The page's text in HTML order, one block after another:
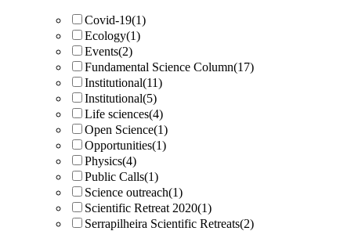
Covid-19(1)
Ecology(1)
Events(2)
Fundamental Science Column(17)
Institutional(11)
Institutional(5)
Life sciences(4)
Open Science(1)
Opportunities(1)
Physics(4)
Public Calls(1)
Science outreach(1)
Scientific Retreat 2020(1)
Serrapilheira Scientific Retreats(2)